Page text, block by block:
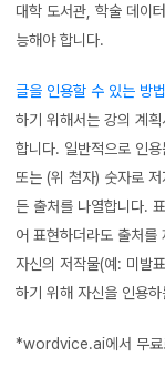
대학 도서관, 학술 데이
능해야 합니다.
글을 인용할 수 있는 방
하기 위해서는 강의 계
합니다. 일반적으로 인
또는 (위 첨자) 숫자로
든 출처를 나열합니다.
어 표현하더라도 출처를
자신의 저작물(예: 미발
하기 위해 자신을 인용
*wordvice.ai에서 무료